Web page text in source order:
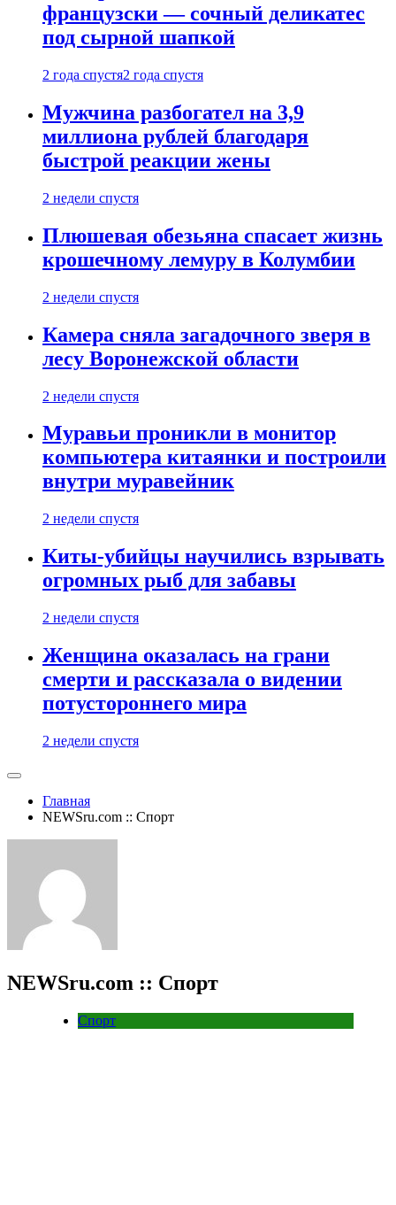
французски — сочный деликатес
под сырной шапкой
2 года спустя2 года спустя
Мужчина разбогател на 3,9
миллиона рублей благодаря
быстрой реакции жены
2 недели спустя
Плюшевая обезьяна спасает жизнь
крошечному лемуру в Колумбии
2 недели спустя
Камера сняла загадочного зверя в
лесу Воронежской области
2 недели спустя
Муравьи проникли в монитор
компьютера китаянки и построили
внутри муравейник
2 недели спустя
Киты-убийцы научились взрывать
огромных рыб для забавы
2 недели спустя
Женщина оказалась на грани
смерти и рассказала о видении
потустороннего мира
2 недели спустя
Главная
NEWSru.com :: Спорт
NEWSru.com :: Спорт
Спорт